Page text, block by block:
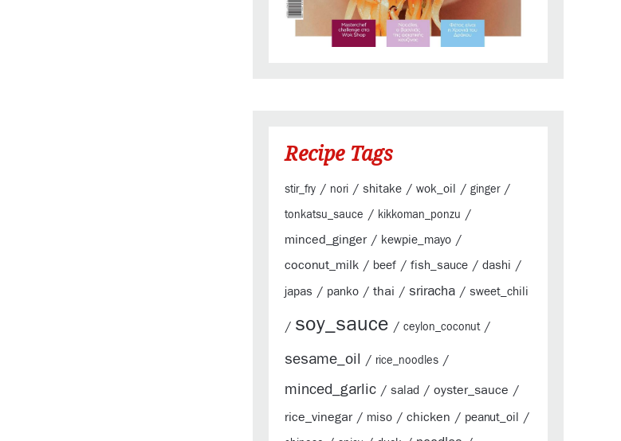
Recipe Tags
stir_fry / nori / shitake / wok_oil / ginger/
tonkatsu_sauce / kikkoman_ponzu /
minced_ginger/ kewpie_mayo /
coconut_milk / beef / fish_sauce / dashi /
japas / panko / thai / sriracha / sweet_chili
/ soy_sauce / ceylon_coconut /
sesame_oil / rice_noodles /
minced_garlic / salad / oyster_sauce /
rice_vinegar/ miso / chicken / peanut_oil /